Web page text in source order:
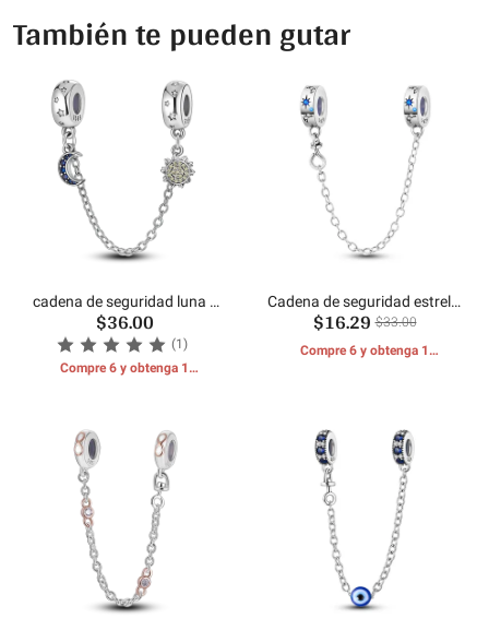
También te pueden gutar
cadena de seguridad luna y
estrellas
$36.00
(1)
Compre 6 y obtenga 1
Cadena de seguridad estrella
brillante
$16.29 $33.00
Compre 6 y obtenga 1